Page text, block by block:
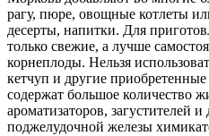
рагу, пюре, овощные котлеты
десерты, напитки. Для
только свежие, а лучше
корнеплоды. Нельзя
кетчуп и другие
содержат большое количество
ароматизаторов, загустителей
поджелудочной железы